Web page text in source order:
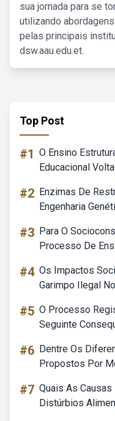
sua jornada para se
utilizando
pelas principais
dsw.aau.edu.et.
Top Post
#1 O Ensino
Educacional
#2 Enzimas De
Engenharia
#3 Para O
Processo De
#4 Os Impactos
Garimpo Ilegal
#5 O Processo
Seguinte
#6 Dentre Os
Propostos Por
#7 Quais As
Distúrbios